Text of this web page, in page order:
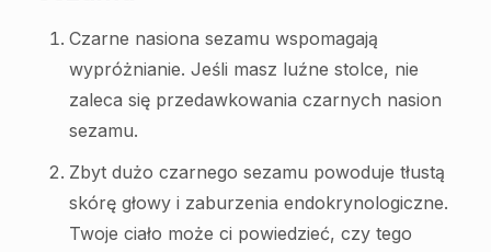
Czarne nasiona sezamu wspomagają
wypróżnianie. Jeśli masz luźne stolce, nie
zaleca się przedawkowania czarnych nasion
sezamu.
Zbyt dużo czarnego sezamu powoduje tłustą
skórę głowy i zaburzenia endokrynologiczne.
Twoje ciało może ci powiedzieć, czy tego